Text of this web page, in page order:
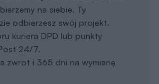
na siebie. Ty
odbierzesz swój projekt.
kuriera DPD lub punkty
24/7.
zwrot i 365 dni na wymianę